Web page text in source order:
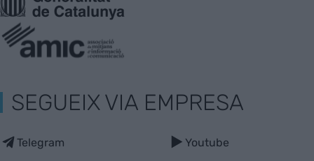
SEGUEIX VIA EMPRESA
Telegram Youtube